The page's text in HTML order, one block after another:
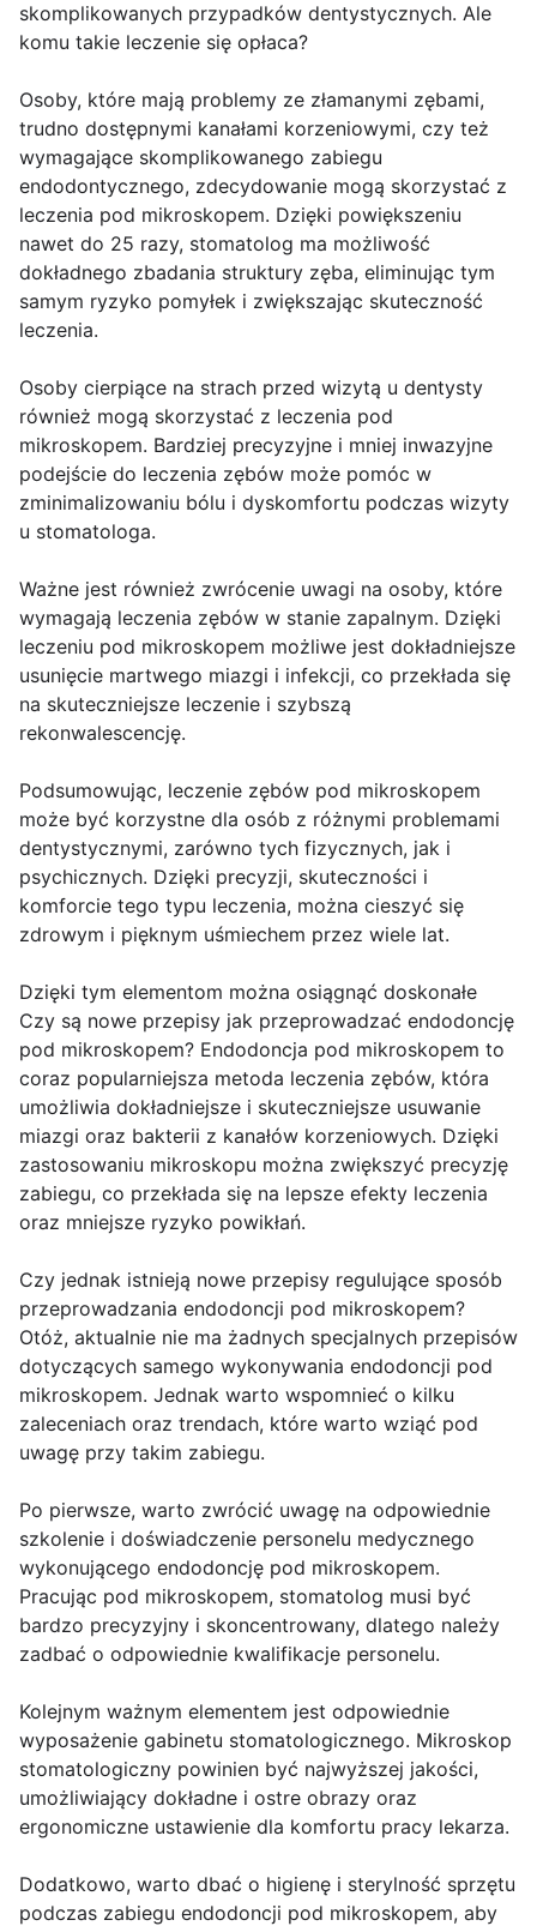
skomplikowanych przypadków dentystycznych. Ale
komu takie leczenie się opłaca?
Osoby, które mają problemy ze złamanymi zębami,
trudno dostępnymi kanałami korzeniowymi, czy też
wymagające skomplikowanego zabiegu
endodontycznego, zdecydowanie mogą skorzystać z
leczenia pod mikroskopem. Dzięki powiększeniu
nawet do 25 razy, stomatolog ma możliwość
dokładnego zbadania struktury zęba, eliminując tym
samym ryzyko pomyłek i zwiększając skuteczność
leczenia.
Osoby cierpiące na strach przed wizytą u dentysty
również mogą skorzystać z leczenia pod
mikroskopem. Bardziej precyzyjne i mniej inwazyjne
podejście do leczenia zębów może pomóc w
zminimalizowaniu bólu i dyskomfortu podczas wizyty
u stomatologa.
Ważne jest również zwrócenie uwagi na osoby, które
wymagają leczenia zębów w stanie zapalnym. Dzięki
leczeniu pod mikroskopem możliwe jest dokładniejsze
usunięcie martwego miazgi i infekcji, co przekłada się
na skuteczniejsze leczenie i szybszą
rekonwalescencję.
Podsumowując, leczenie zębów pod mikroskopem
może być korzystne dla osób z różnymi problemami
dentystycznymi, zarówno tych fizycznych, jak i
psychicznych. Dzięki precyzji, skuteczności i
komforcie tego typu leczenia, można cieszyć się
zdrowym i pięknym uśmiechem przez wiele lat.
Dzięki tym elementom można osiągnąć doskonałe
Czy są nowe przepisy jak przeprowadzać endodoncję
pod mikroskopem? Endodoncja pod mikroskopem to
coraz popularniejsza metoda leczenia zębów, która
umożliwia dokładniejsze i skuteczniejsze usuwanie
miazgi oraz bakterii z kanałów korzeniowych. Dzięki
zastosowaniu mikroskopu można zwiększyć precyzję
zabiegu, co przekłada się na lepsze efekty leczenia
oraz mniejsze ryzyko powikłań.
Czy jednak istnieją nowe przepisy regulujące sposób
przeprowadzania endodoncji pod mikroskopem?
Otóż, aktualnie nie ma żadnych specjalnych przepisów
dotyczących samego wykonywania endodoncji pod
mikroskopem. Jednak warto wspomnieć o kilku
zaleceniach oraz trendach, które warto wziąć pod
uwagę przy takim zabiegu.
Po pierwsze, warto zwrócić uwagę na odpowiednie
szkolenie i doświadczenie personelu medycznego
wykonującego endodoncję pod mikroskopem.
Pracując pod mikroskopem, stomatolog musi być
bardzo precyzyjny i skoncentrowany, dlatego należy
zadbać o odpowiednie kwalifikacje personelu.
Kolejnym ważnym elementem jest odpowiednie
wyposażenie gabinetu stomatologicznego. Mikroskop
stomatologiczny powinien być najwyższej jakości,
umożliwiający dokładne i ostre obrazy oraz
ergonomiczne ustawienie dla komfortu pracy lekarza.
Dodatkowo, warto dbać o higienę i sterylność sprzętu
podczas zabiegu endodoncji pod mikroskopem, aby